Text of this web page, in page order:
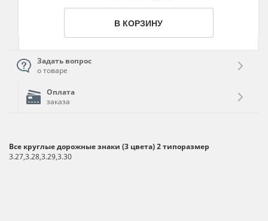
В КОРЗИНУ
Задать вопрос
о товаре
Оплата
заказа
Все круглые дорожные знаки (3 цвета) 2 типоразмер
3.27,3.28,3.29,3.30